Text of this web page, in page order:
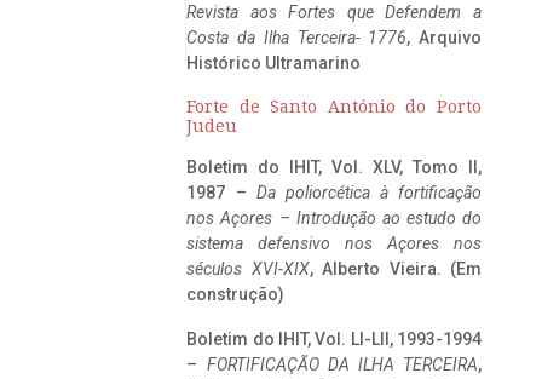
Revista aos Fortes que Defendem a
Costa da Ilha Terceira- 1776, Arquivo
Histórico Ultramarino
Forte de Santo António do Porto
Judeu
Boletim do IHIT, Vol. XLV, Tomo II,
1987 – Da poliorcética à fortificação
nos Açores – Introdução ao estudo do
sistema defensivo nos Açores nos
séculos XVI-XIX, Alberto Vieira. (Em
construção)
Boletim do IHIT, Vol. LI-LII, 1993-1994
– FORTIFICAÇÃO DA ILHA TERCEIRA,